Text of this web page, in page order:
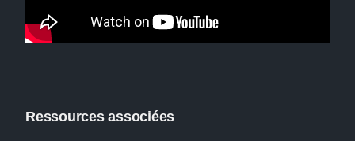
Ressources associées